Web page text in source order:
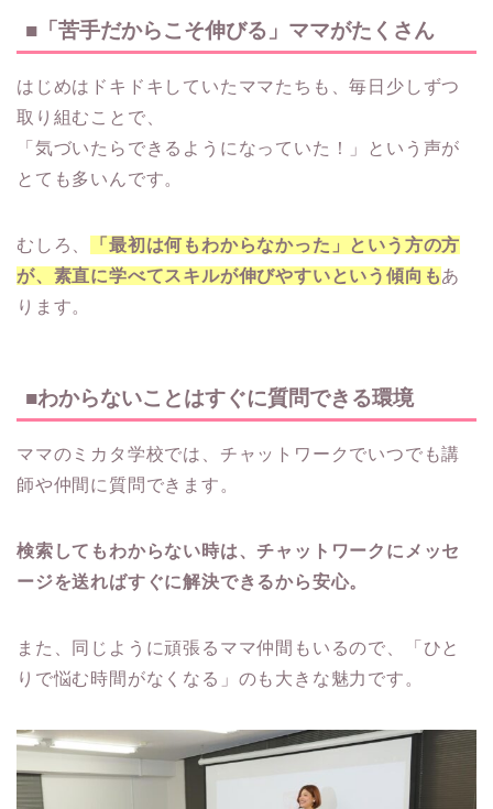
■「苦手だからこそ伸びる」ママがたくさん
はじめはドキドキしていたママたちも、毎日少しずつ
取り組むことで、
「気づいたらできるようになっていた！」という声が
とても多いんです。
むしろ、
「最初は何もわからなかった」という方の方
が、素直に学べてスキルが伸びやすいという傾向もあ
ります。
■わからないことはすぐに質問できる環境
ママのミカタ学校では、チャットワークでいつでも講
師や仲間に質問できます。
検索してもわからない時は、チャットワークにメッセ
ージを送ればすぐに解決できるから安心。
また、同じように頑張るママ仲間もいるので、「ひと
りで悩む時間がなくなる」のも大きな魅力です。